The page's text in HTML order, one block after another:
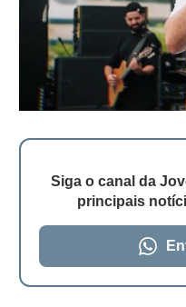
Siga o canal da
principais